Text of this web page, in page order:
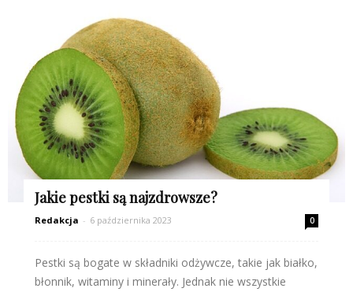
Jakie pestki są najzdrowsze?
Redakcja - 6 października 2023 0
Pestki są bogate w składniki odżywcze, takie jak białko,
błonnik, witaminy i minerały. Jednak nie wszystkie